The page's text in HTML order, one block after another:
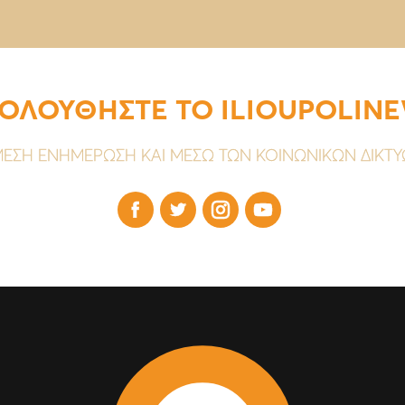
ΤΟ
ΕΝΗΜΕΡΩΣΗ ΚΑΙ ΜΕΣΩ ΤΩΝ ΚΟΙΝΩΝΙΚΩΝ
   